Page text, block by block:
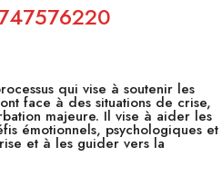
qui vise à soutenir les
face à des situations de crise,
majeure. Il vise à aider les
émotionnels, psychologiques et
et à les guider vers la